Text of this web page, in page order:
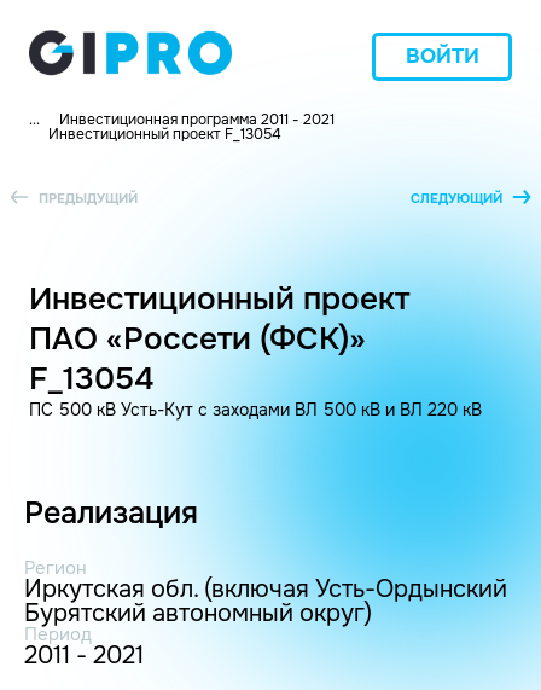
ВОЙТИ
... Инвестиционная программа 2011 - 2021
Инвестиционный проект F_13054
ПРЕДЫДУЩИЙ СЛЕДУЮЩИЙ
Инвестиционный проект
ПАО «Россети (ФСК)»
F_13054
ПС 500 кВ Усть-Кут с заходами ВЛ 500 кВ и ВЛ 220 кВ
Реализация
Регион
Иркутская обл. (включая Усть-Ордынский
Бурятский автономный округ)
Период
2011 - 2021